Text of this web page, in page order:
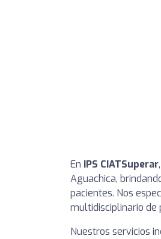
En IPS CIATSuperar
Aguachica,
pacientes. Nos
multidisciplinario
Nuestros servicios